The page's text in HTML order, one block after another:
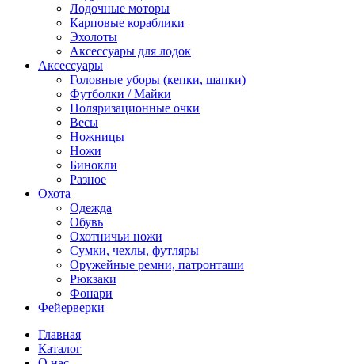
Лодочные моторы
Карповые кораблики
Эхолоты
Аксессуары для лодок
Аксессуары
Головные уборы (кепки, шапки)
Футболки / Майки
Поляризационные очки
Весы
Ножницы
Ножи
Бинокли
Разное
Охота
Одежда
Обувь
Охотничьи ножи
Сумки, чехлы, футляры
Оружейные ремни, патронташи
Рюкзаки
Фонари
Фейерверки
Главная
Каталог